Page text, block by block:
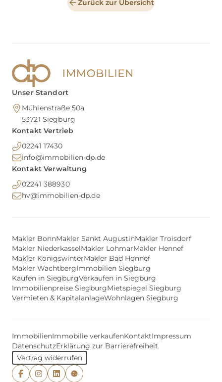
Zurück zur Übersicht
Unser Standort
Mühlenstraße 50a
53721 Siegburg
Kontakt Vertrieb
02241 17430
info@immobilien-dp.de
Kontakt Verwaltung
02241 388930
hv@immobilien-dp.de
Makler BonnMakler Sankt AugustinMakler Troisdorf
Makler NiederkasselMakler LohmarMakler Hennef
Makler KönigswinterMakler Bad Honnef
Makler WachtbergImmobilien Siegburg
Kaufen in SiegburgVerkaufen in Siegburg
Immobilienpreise SiegburgMietspiegel Siegburg
Vermieten & KapitalanlageWohnlagen Siegburg
ImmobilienImmobilie verkaufenKontaktImpressum
DatenschutzErklärung zur Barrierefreiheit
Vertrag widerrufen
Facebook
Instagram
LinkedInCookie-Einstellungen